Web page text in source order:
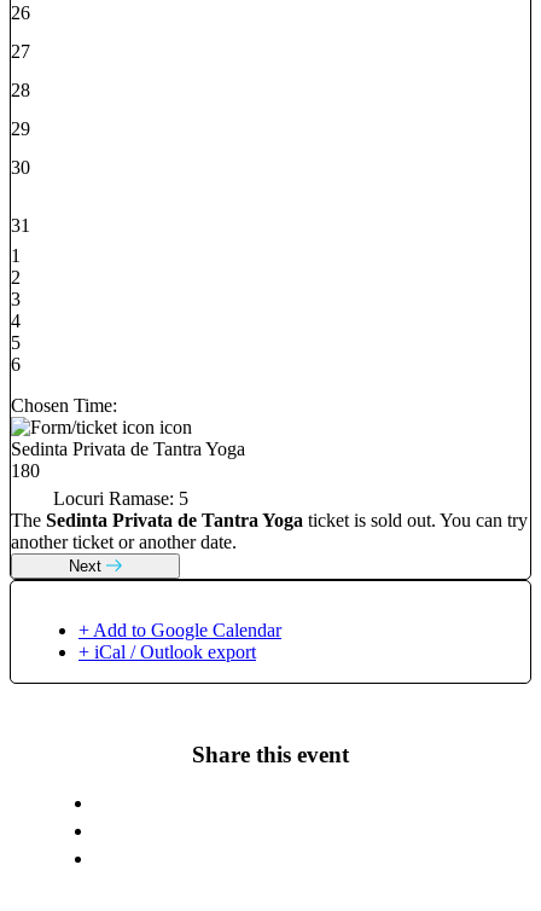
26
27
28
29
30
31
1
2
3
4
5
6
Chosen Time:
Sedinta Privata de Tantra Yoga
180
Locuri Ramase: 5
The Sedinta Privata de Tantra Yoga ticket is sold out. You can try
another ticket or another date.
Next
+ Add to Google Calendar
+ iCal / Outlook export
Share this event